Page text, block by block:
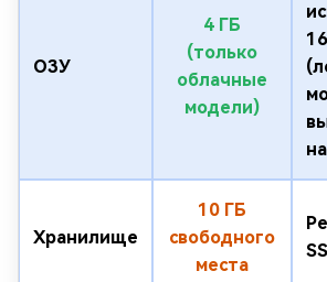
ОЗУ
4 ГБ
(только
облачные
модели)
Хранилище
10 ГБ
свободного
места